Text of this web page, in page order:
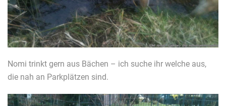
Nomi trinkt gern aus Bächen – ich suche ihr welche aus,
die nah an Parkplätzen sind.